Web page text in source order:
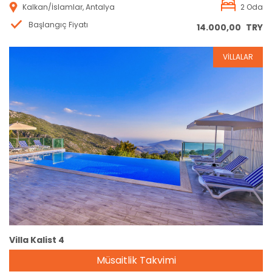
Kalkan/İslamlar, Antalya
2 Oda
Başlangıç Fiyatı
14.000,00 TRY
Rezervasyon
VİLLALAR
Villa Kalist 4
Müsaitlik Takvimi